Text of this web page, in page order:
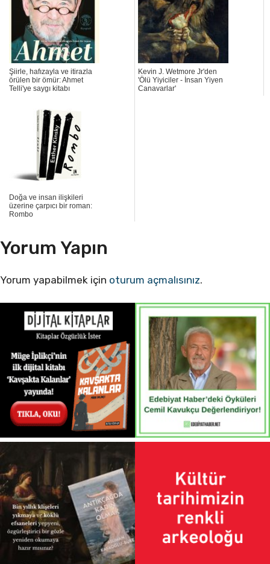
Şiirle, hafızayla ve itirazla
örülen bir ömür: Ahmet
Telli'ye saygı kitabı
Kevin J. Wetmore Jr'den
'Ölü Yiyiciler - İnsan Yiyen
Canavarlar'
Doğa ve insan ilişkileri
üzerine çarpıcı bir roman:
Rombo
Yorum Yapın
Yorum yapabilmek için oturum açmalısınız.